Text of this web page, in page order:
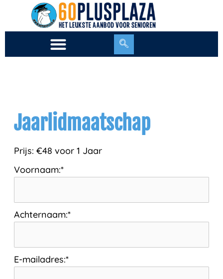
de
Jaarlidmaatschap
Prijs: €48 voor 1 Jaar
Voornaam:*
Achternaam:*
E-mailadres:*